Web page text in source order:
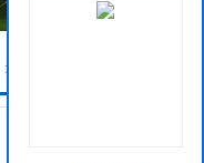
>